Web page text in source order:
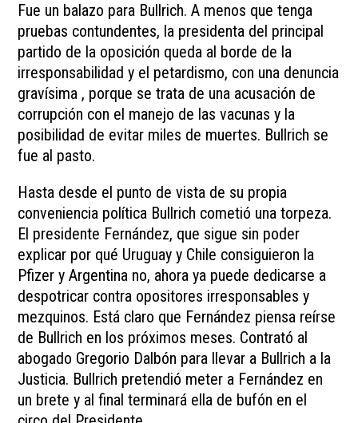
Fue un balazo para Bullrich. A menos que tenga
pruebas contundentes, la presidenta del principal
partido de la oposición queda al borde de la
irresponsabilidad y el petardismo, con una denuncia
gravísima , porque se trata de una acusación de
corrupción con el manejo de las vacunas y la
posibilidad de evitar miles de muertes. Bullrich se
fue al pasto.
Hasta desde el punto de vista de su propia
conveniencia política Bullrich cometió una torpeza.
El presidente Fernández, que sigue sin poder
explicar por qué Uruguay y Chile consiguieron la
Pfizer y Argentina no, ahora ya puede dedicarse a
despotricar contra opositores irresponsables y
mezquinos. Está claro que Fernández piensa reírse
de Bullrich en los próximos meses. Contrató al
abogado Gregorio Dalbón para llevar a Bullrich a la
Justicia. Bullrich pretendió meter a Fernández en
un brete y al final terminará ella de bufón en el